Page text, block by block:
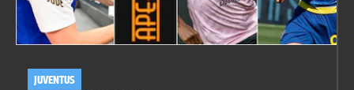
JUVENTUS